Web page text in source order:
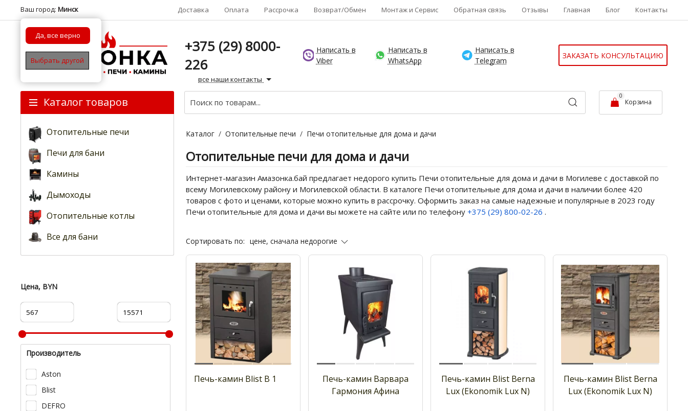
Ваш город: Минск
Да, все верно
Выбрать другой
Доставка Оплата Рассрочка Возврат/Обмен Монтаж и Сервис Обратная связь Отзывы Главная Блог Контакты
+375 (29) 8000-
226
все наши контакты
Написать в
Viber
Написать в
WhatsApp
Написать в
Telegram
ЗАКАЗАТЬ КОНСУЛЬТАЦИЮ
Каталог товаров
Отопительные печи
Печи для бани
Камины
Дымоходы
Отопительные котлы
Все для бани
0
Корзина
Цена, BYN
Производитель
Aston
Blist
DEFRO
Каталог / Отопительные печи / Печи отопительные для дома и дачи
Отопительные печи для дома и дачи
Интернет-магазин Амазонка.бай предлагает недорого купить Печи отопительные для дома и дачи в Могилеве с доставкой по
всему Могилевскому району и Могилевской области. В каталоге Печи отопительные для дома и дачи в наличии более 420
товаров с фото и ценами, которые можно купить в рассрочку. Оформить заказ на самые надежные и популярные в 2023 году
Печи отопительные для дома и дачи вы можете на сайте или по телефону +375 (29) 800-02-26 .
Сортировать по: цене, сначала недорогие
Печь-камин Blist B 1
Печь-камин Варвара
Гармония Афина
Печь-камин Blist Berna
Lux (Ekonomik Lux N)
Печь-камин Blist Berna
Lux (Ekonomik Lux N)